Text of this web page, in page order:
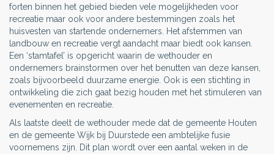
forten binnen het gebied bieden vele mogelijkheden voor
recreatie maar ook voor andere bestemmingen zoals het
huisvesten van startende ondernemers. Het afstemmen van
landbouw en recreatie vergt aandacht maar biedt ook kansen.
Een ‘stamtafel’ is opgericht waarin de wethouder en
ondernemers brainstormen over het benutten van deze kansen,
zoals bijvoorbeeld duurzame energie. Ook is een stichting in
ontwikkeling die zich gaat bezig houden met het stimuleren van
evenementen en recreatie.
Als laatste deelt de wethouder mede dat de gemeente Houten
en de gemeente Wijk bij Duurstede een ambtelijke fusie
voornemens zijn. Dit plan wordt over een aantal weken in de